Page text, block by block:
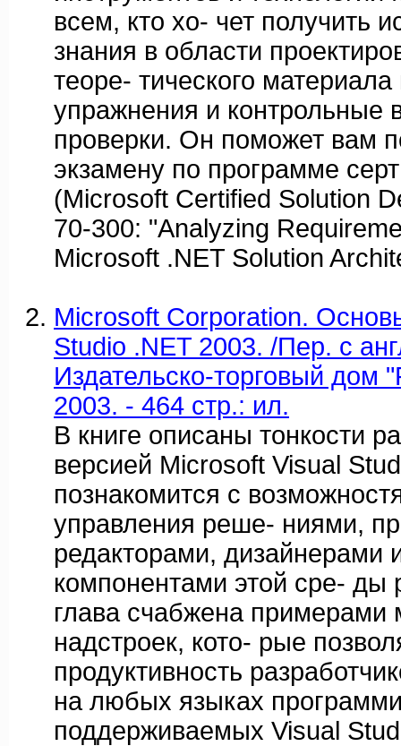
всем, кто хо- чет получить
знания в области
теоре- тического
упражнения и контрольные
проверки. Он поможет вам
экзамену по программе
(Microsoft Certified Solution
70-300: "Analyzing
Microsoft .NET Solution
Microsoft Corporation.
Studio .NET 2003. /Пер. с
Издательско-торговый дом
2003. - 464 стр.: ил.
В книге описаны тонкости
версией Microsoft Visual
познакомится с
управления реше- ниями,
редакторами, дизайнерами
компонентами этой сре- ды
глава счабжена примерами
надстроек, кото- рые
продуктивность
на любых языках
поддерживаемых Visual